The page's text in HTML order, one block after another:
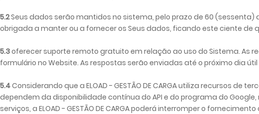
5.2Seus dados serão mantidos no sistema, pelo prazo de 60 (sessenta)
obrigada a manter ou a fornecer os Seus dados, ficando este ciente de
5.3oferecer suporte remoto gratuito em relação ao uso do Sistema. As
formulário no Website. As respostas serão enviadas até o próximo dia
5.4Considerando que a ELOAD - GESTÃO DE CARGA utiliza recursos de
dependem da disponibilidade contínua do API e do programa do
serviços, a ELOAD - GESTÃO DE CARGA poderá interromper o